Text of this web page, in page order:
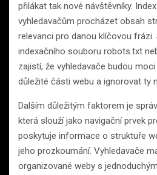
přilákat tak nové návštěvníky.
vyhledavačům procházet obsah
relevanci pro danou klíčovou frázi.
indexačního souboru robots.txt
zajistí, že vyhledavače budou
důležité části webu a ignorovat ty
Dalším důležitým faktorem je
která slouží jako navigační prvek
poskytuje informace o struktuře
jeho prozkoumání. Vyhledavače
organizované weby s